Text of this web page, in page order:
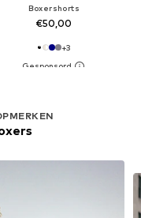
Boxershorts
€50,00
+3